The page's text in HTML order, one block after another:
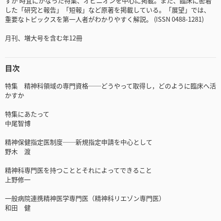
した「研究と報告」「短報」など原著を掲載している。「展望」では、
重要なトピックスを第一人者がわかりやすく解説。 (ISSN 0488-1281)
月刊、増大号を含む年12冊
目次
特集 精神科領域の専門資格──どうやって取得し，どのように臨床へ活
かすか
特集にあたって
中尾智博
精神保健指定医制度──新規指定申請を中心として
野木 渡
精神科専門医を持つこととそれによってできること
上野修一
一般病院連携精神医学専門医（精神科リエゾン専門医）
和田 健